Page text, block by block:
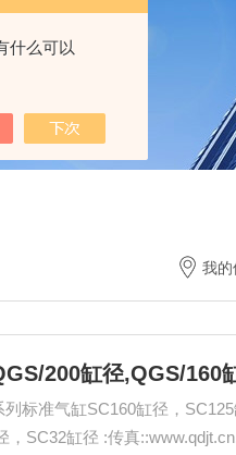
什么可以
我的
标准气缸SC160缸径，
，SC32缸径 :传真